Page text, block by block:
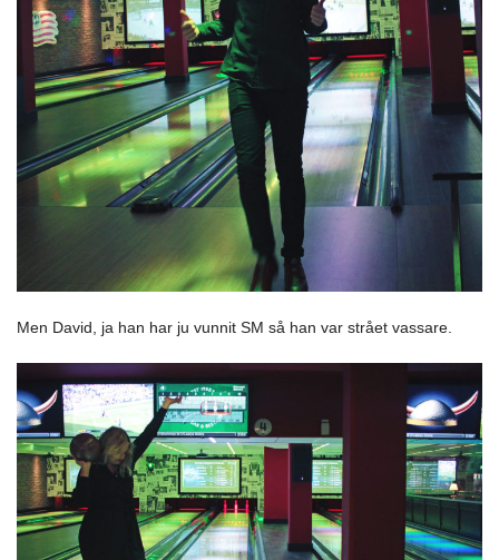
Men David, ja han har ju vunnit SM så han var strået vassare.